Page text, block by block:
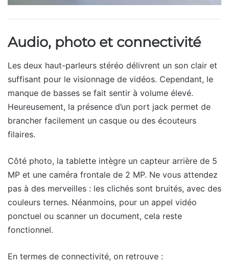
Audio, photo et connectivité
Les deux haut-parleurs stéréo délivrent un son clair et
suffisant pour le visionnage de vidéos. Cependant, le
manque de basses se fait sentir à volume élevé.
Heureusement, la présence d’un port jack permet de
brancher facilement un casque ou des écouteurs
filaires.
Côté photo, la tablette intègre un capteur arrière de 5
MP et une caméra frontale de 2 MP. Ne vous attendez
pas à des merveilles : les clichés sont bruités, avec des
couleurs ternes. Néanmoins, pour un appel vidéo
ponctuel ou scanner un document, cela reste
fonctionnel.
En termes de connectivité, on retrouve :